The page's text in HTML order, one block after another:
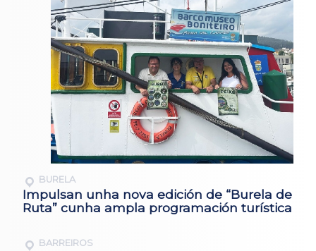
BURELA
Impulsan unha nova edición de “Burela de
Ruta” cunha ampla programación turística
BARREIROS